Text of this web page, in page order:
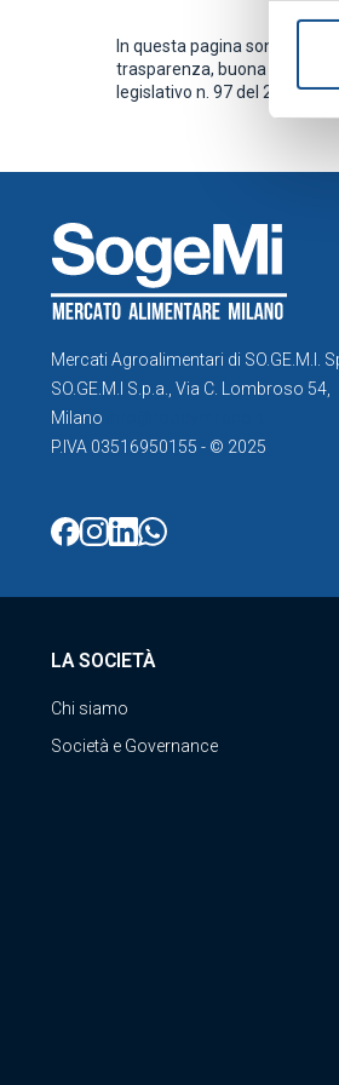
In questa pagina sono
trasparenza, buona
legislativo n. 97 del
Mercati Agroalimentari di SO.GE.M.I.
SO.GE.M.I S.p.a., Via C. Lombroso 54,
Milano
P.IVA 03516950155 - © 2025
LA SOCIETÀ
Chi siamo
Società e Governance